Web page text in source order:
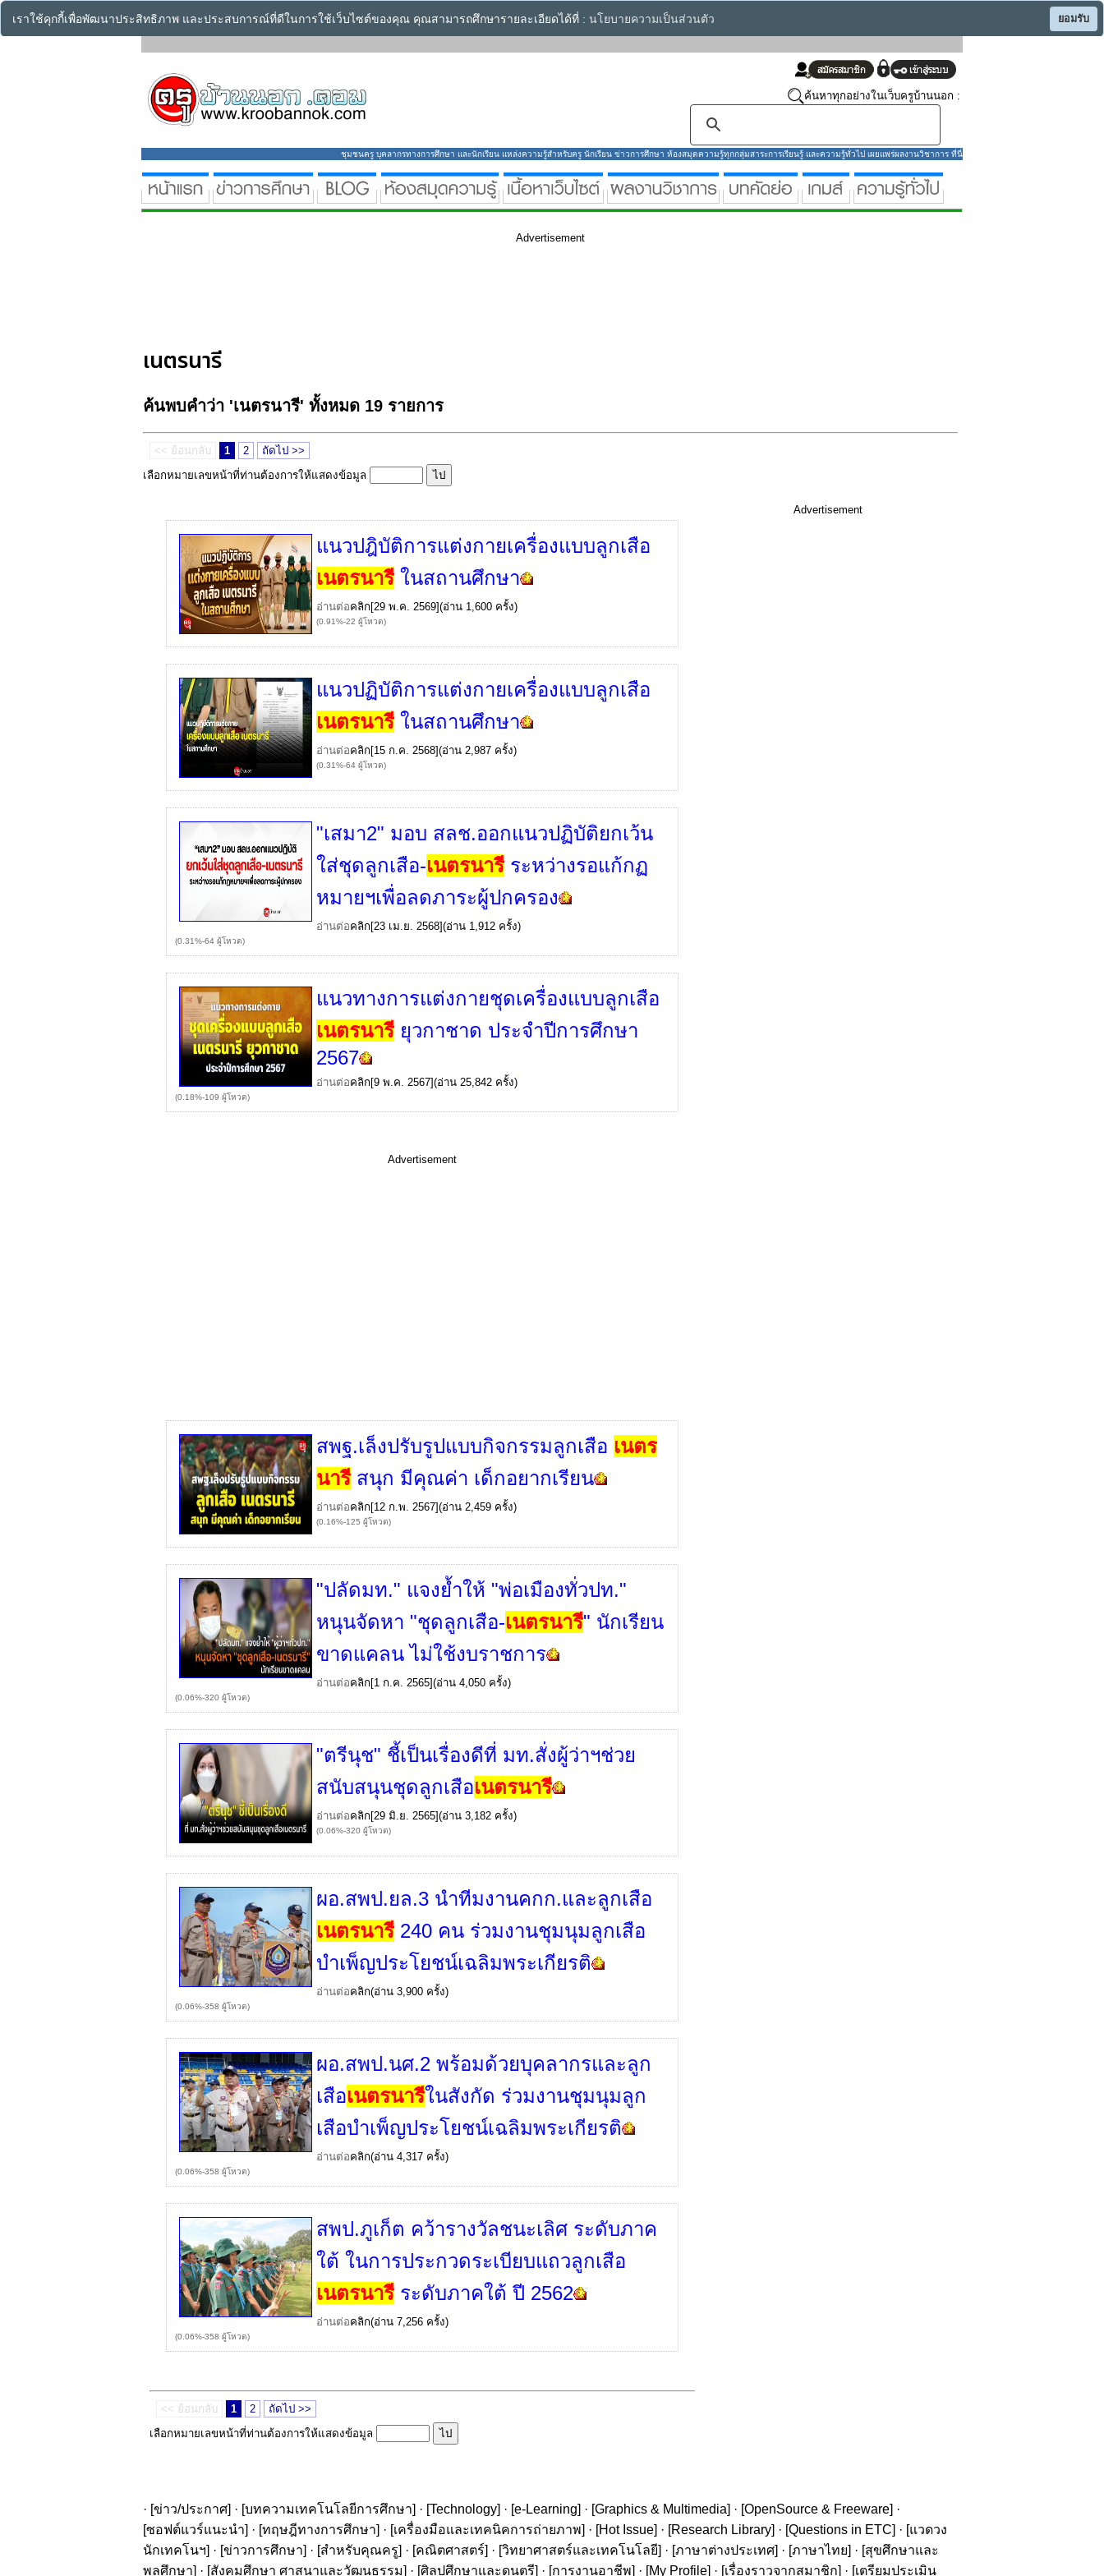
เราใช้คุกกี้เพื่อพัฒนาประสิทธิภาพ และประสบการณ์ที่ดีในการใช้เว็บไซต์ของคุณ คุณสามารถศึกษารายละเอียดได้ที่ : นโยบายความเป็นส่วนตัว ยอมรับ
ค้นหาทุกอย่างในเว็บครูบ้านนอก :
ชุมชนครู บุคลากรทางการศึกษา และนักเรียน แหล่งความรู้สำหรับครู นักเรียน ข่าวการศึกษา ห้องสมุดความรู้ทุกกลุ่มสาระการเรียนรู้ และความรู้ทั่วไป เผยแพร่ผลงานวิชาการ ที่นี่
Advertisement
เนตรนารี
ค้นพบคำว่า 'เนตรนารี' ทั้งหมด 19 รายการ
<< ย้อนกลับ 1 2
ถัดไป >>
เลือกหมายเลขหน้าที่ท่านต้องการให้แสดงข้อมูล
แนวปฎิบัติการแต่งกายเครื่องแบบลูกเสือ
เนตรนารีในสถานศึกษา
อ่านต่อคลิก[29 พ.ค. 2569](อ่าน 1,600 ครั้ง)
(0.91%-22 ผู้โหวต)
แนวปฏิบัติการแต่งกายเครื่องแบบลูกเสือ
เนตรนารีในสถานศึกษา
อ่านต่อคลิก[15 ก.ค. 2568](อ่าน 2,987 ครั้ง)
(0.31%-64 ผู้โหวต)
"เสมา2" มอบ สลช.ออกแนวปฏิบัติยกเว้น
ใส่ชุดลูกเสือ-เนตรนารีระหว่างรอแก้กฏ
หมายฯเพื่อลดภาระผู้ปกครอง
อ่านต่อคลิก[23 เม.ย. 2568](อ่าน 1,912 ครั้ง)
(0.31%-64 ผู้โหวต)
แนวทางการแต่งกายชุดเครื่องแบบลูกเสือ
เนตรนารียุวกาชาด ประจำปีการศึกษา
2567
อ่านต่อคลิก[9 พ.ค. 2567](อ่าน 25,842 ครั้ง)
(0.18%-109 ผู้โหวต)
Advertisement
สพฐ.เล็งปรับรูปแบบกิจกรรมลูกเสือ เนตร
นารีสนุก มีคุณค่า เด็กอยากเรียน
อ่านต่อคลิก[12 ก.พ. 2567](อ่าน 2,459 ครั้ง)
(0.16%-125 ผู้โหวต)
"ปลัดมท." แจงย้ำให้ "พ่อเมืองทั่วปท."
หนุนจัดหา "ชุดลูกเสือ-เนตรนารี" นักเรียน
ขาดแคลน ไม่ใช้งบราชการ
อ่านต่อคลิก[1 ก.ค. 2565](อ่าน 4,050 ครั้ง)
(0.06%-320 ผู้โหวต)
"ตรีนุช" ชี้เป็นเรื่องดีที่ มท.สั่งผู้ว่าฯช่วย
สนับสนุนชุดลูกเสือเนตรนารี
อ่านต่อคลิก[29 มิ.ย. 2565](อ่าน 3,182 ครั้ง)
(0.06%-320 ผู้โหวต)
ผอ.สพป.ยล.3 นำทีมงานคกก.และลูกเสือ
เนตรนารี240 คน ร่วมงานชุมนุมลูกเสือ
บำเพ็ญประโยชน์เฉลิมพระเกียรติ
อ่านต่อคลิก(อ่าน 3,900 ครั้ง)
(0.06%-358 ผู้โหวต)
ผอ.สพป.นศ.2 พร้อมด้วยบุคลากรและลูก
เสือเนตรนารีในสังกัด ร่วมงานชุมนุมลูก
เสือบำเพ็ญประโยชน์เฉลิมพระเกียรติ
อ่านต่อคลิก(อ่าน 4,317 ครั้ง)
(0.06%-358 ผู้โหวต)
สพป.ภูเก็ต คว้ารางวัลชนะเลิศ ระดับภาค
ใต้ ในการประกวดระเบียบแถวลูกเสือ
เนตรนารีระดับภาคใต้ ปี 2562
อ่านต่อคลิก(อ่าน 7,256 ครั้ง)
(0.06%-358 ผู้โหวต)
<< ย้อนกลับ 1 2
ถัดไป >>
เลือกหมายเลขหน้าที่ท่านต้องการให้แสดงข้อมูล
Advertisement
· [ข่าว/ประกาศ] · [บทความเทคโนโลยีการศึกษา] · [Technology] · [e-Learning] · [Graphics & Multimedia] · [OpenSource & Freeware] ·
[ซอฟต์แวร์แนะนำ] · [ทฤษฎีทางการศึกษา] · [เครื่องมือและเทคนิคการถ่ายภาพ] · [Hot Issue] · [Research Library] · [Questions in ETC] · [แวดวง
นักเทคโนฯ] · [ข่าวการศึกษา] · [สำหรับคุณครู] · [คณิตศาสตร์] · [วิทยาศาสตร์และเทคโนโลยี] · [ภาษาต่างประเทศ] · [ภาษาไทย] · [สุขศึกษาและ
พลศึกษา] · [สังคมศึกษา ศาสนาและวัฒนธรรม] · [ศิลปศึกษาและดนตรี] · [การงานอาชีพ] · [My Profile] · [เรื่องราวจากสมาชิก] · [เตรียมประเมิน